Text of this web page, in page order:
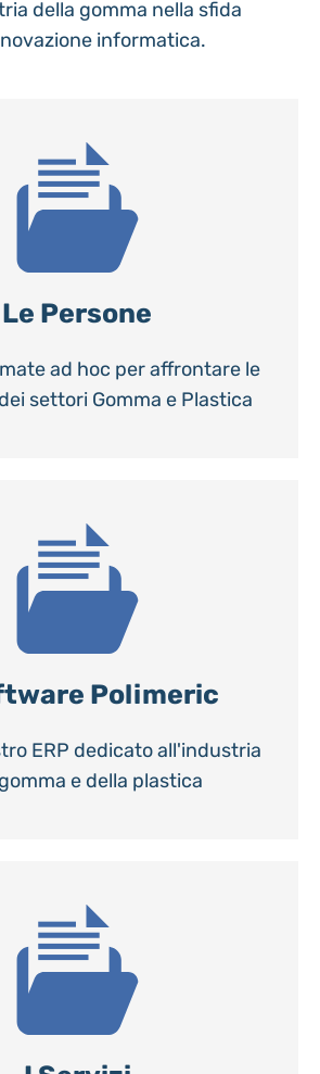
della gomma nella sfida
informatica.
Le Persone
ad hoc per affrontare le
settori Gomma e Plastica
Polimeric
ERP dedicato all'industria
e della plastica